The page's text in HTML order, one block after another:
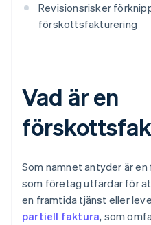
Revisionsrisker
förskottsfakturering
Vad är en
Som namnet antyder är
som företag utfärdar för
en framtida tjänst eller
partiell faktura, som